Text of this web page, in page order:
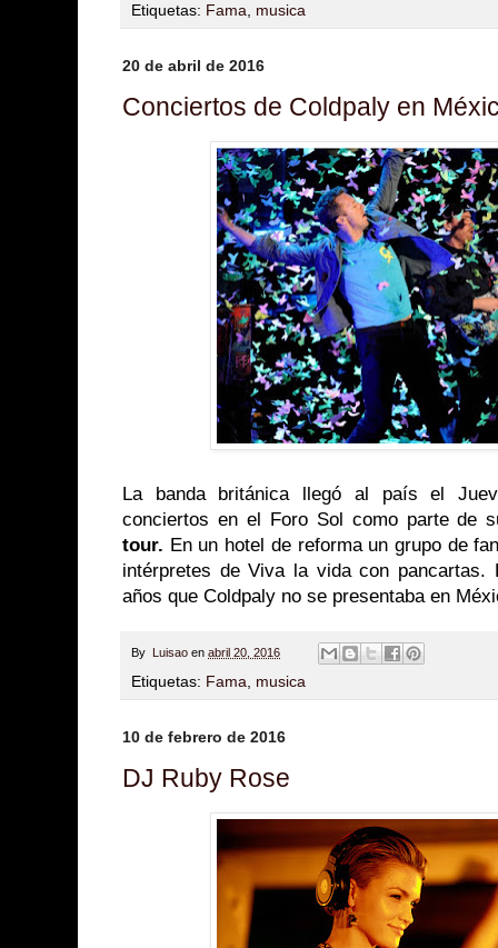
Etiquetas: Fama musica
20 de abril de 2016
Conciertos de Coldpaly en
La banda británica llegó al país el
conciertos en el Foro Sol como parte de
tour. En un hotel de reforma un grupo de
intérpretes de Viva la vida con pancartas.
años que Coldpaly no se presentaba en
By Luisao en abril 20, 2016
Etiquetas: Fama musica
10 de febrero de 2016
DJ Ruby Rose